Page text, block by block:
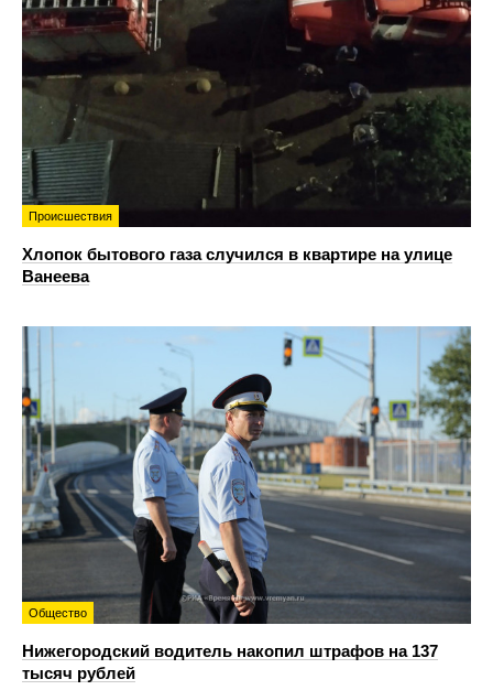
Происшествия
Хлопок бытового газа случился в квартире на улице
Ванеева
Общество
Нижегородский водитель накопил штрафов на 137
тысяч рублей